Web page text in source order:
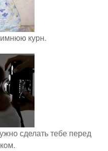
курн.
сделать тебе перед